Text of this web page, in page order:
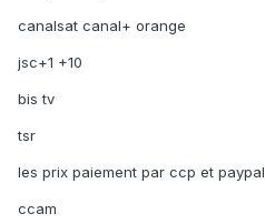
canalsat canal+ orange
jsc+1 +10
bis tv
tsr
les prix paiement par ccp et paypal
ccam